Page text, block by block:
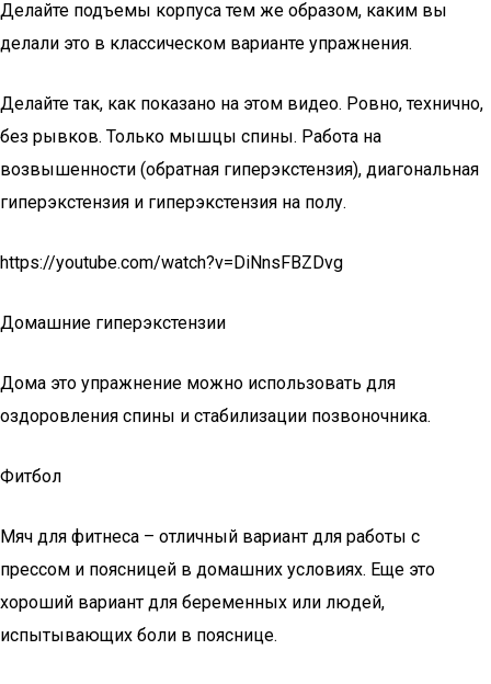
Делайте подъемы корпуса тем же образом, каким вы
делали это в классическом варианте упражнения.
Делайте так, как показано на этом видео. Ровно, технично,
без рывков. Только мышцы спины. Работа на
возвышенности (обратная гиперэкстензия), диагональная
гиперэкстензия и гиперэкстензия на полу.
https://youtube.com/watch?v=DiNnsFBZDvg
Домашние гиперэкстензии
Дома это упражнение можно использовать для
оздоровления спины и стабилизации позвоночника.
Фитбол
Мяч для фитнеса – отличный вариант для работы с
прессом и поясницей в домашних условиях. Еще это
хороший вариант для беременных или людей,
испытывающих боли в пояснице.